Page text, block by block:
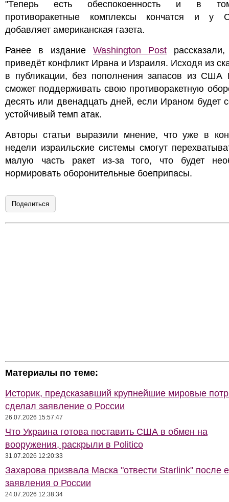
"Теперь есть обеспокоенность и в
противоракетные комплексы кончатся и
добавляет американская газета.
Ранее в издание Washington Post
приведёт конфликт Ирана и Израиля. Исходя из
в публикации, без пополнения запасов из США
сможет поддерживать свою противоракетную
десять или двенадцать дней, если Ираном будет
устойчивый темп атак.
Авторы статьи выразили мнение, что уже в
недели израильские системы смогут
малую часть ракет из-за того, что будет
нормировать оборонительные боеприпасы.
Поделиться
Материалы по теме:
Историк, предсказавший крупнейшие мировые
сделал заявление о России
26.07.2026 15:57:47
Что Украина готова поставить США в обмен на
вооружения, раскрыли в Politico
31.07.2026 12:20:33
Захарова призвала Маска "отвести Starlink" после
заявления о России
24.07.2026 12:38:34